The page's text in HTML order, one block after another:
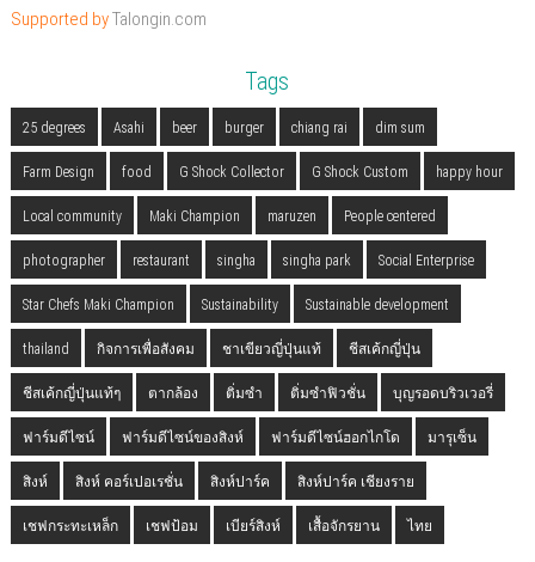
Supported byTalongin.com
Tags
25 degrees Asahi beer burger chiang rai dim sum
Farm Design food G Shock Collector G Shock Custom happy hour
Local community Maki Champion maruzen People centered
photographer restaurant singha singha park Social Enterprise
Star Chefs Maki Champion Sustainability Sustainable development
thailand กิจการเพื่อสังคม ชาเขียวญี่ปุ่นแท้ ชีสเค้กญี่ปุ่น
ชีสเค้กญี่ปุ่นแท้ๆ ตากล้อง ติ่มซำ ติ่มซำฟิวชั่น บุญรอดบริวเวอรี่
ฟาร์มดีไซน์ ฟาร์มดีไซน์ของสิงห์ ฟาร์มดีไซน์ฮอกไกโด มารุเซ็น
สิงห์ สิงห์ คอร์เปอเรชั่น สิงห์ปาร์ค สิงห์ปาร์ค เชียงราย
เชฟกระทะเหล็ก เชฟป้อม เบียร์สิงห์ เสื้อจักรยาน ไทย